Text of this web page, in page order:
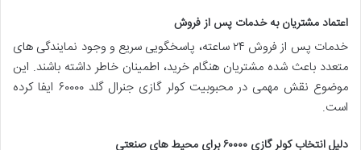
اعتماد مشتریان به خدمات پس از فروش
خدمات پس از فروش ۲۴ ساعته، پاسخگویی سریع و وجود نمایندگی های
متعدد باعث شده مشتریان هنگام خرید، اطمینان خاطر داشته باشند. این
موضوع نقش مهمی در محبوبیت کولر گازی جنرال گلد ۶۰۰۰۰ ایفا کرده
است.
دلیل انتخاب کولر گازی ۶۰۰۰۰ برای محیط های صنعتی